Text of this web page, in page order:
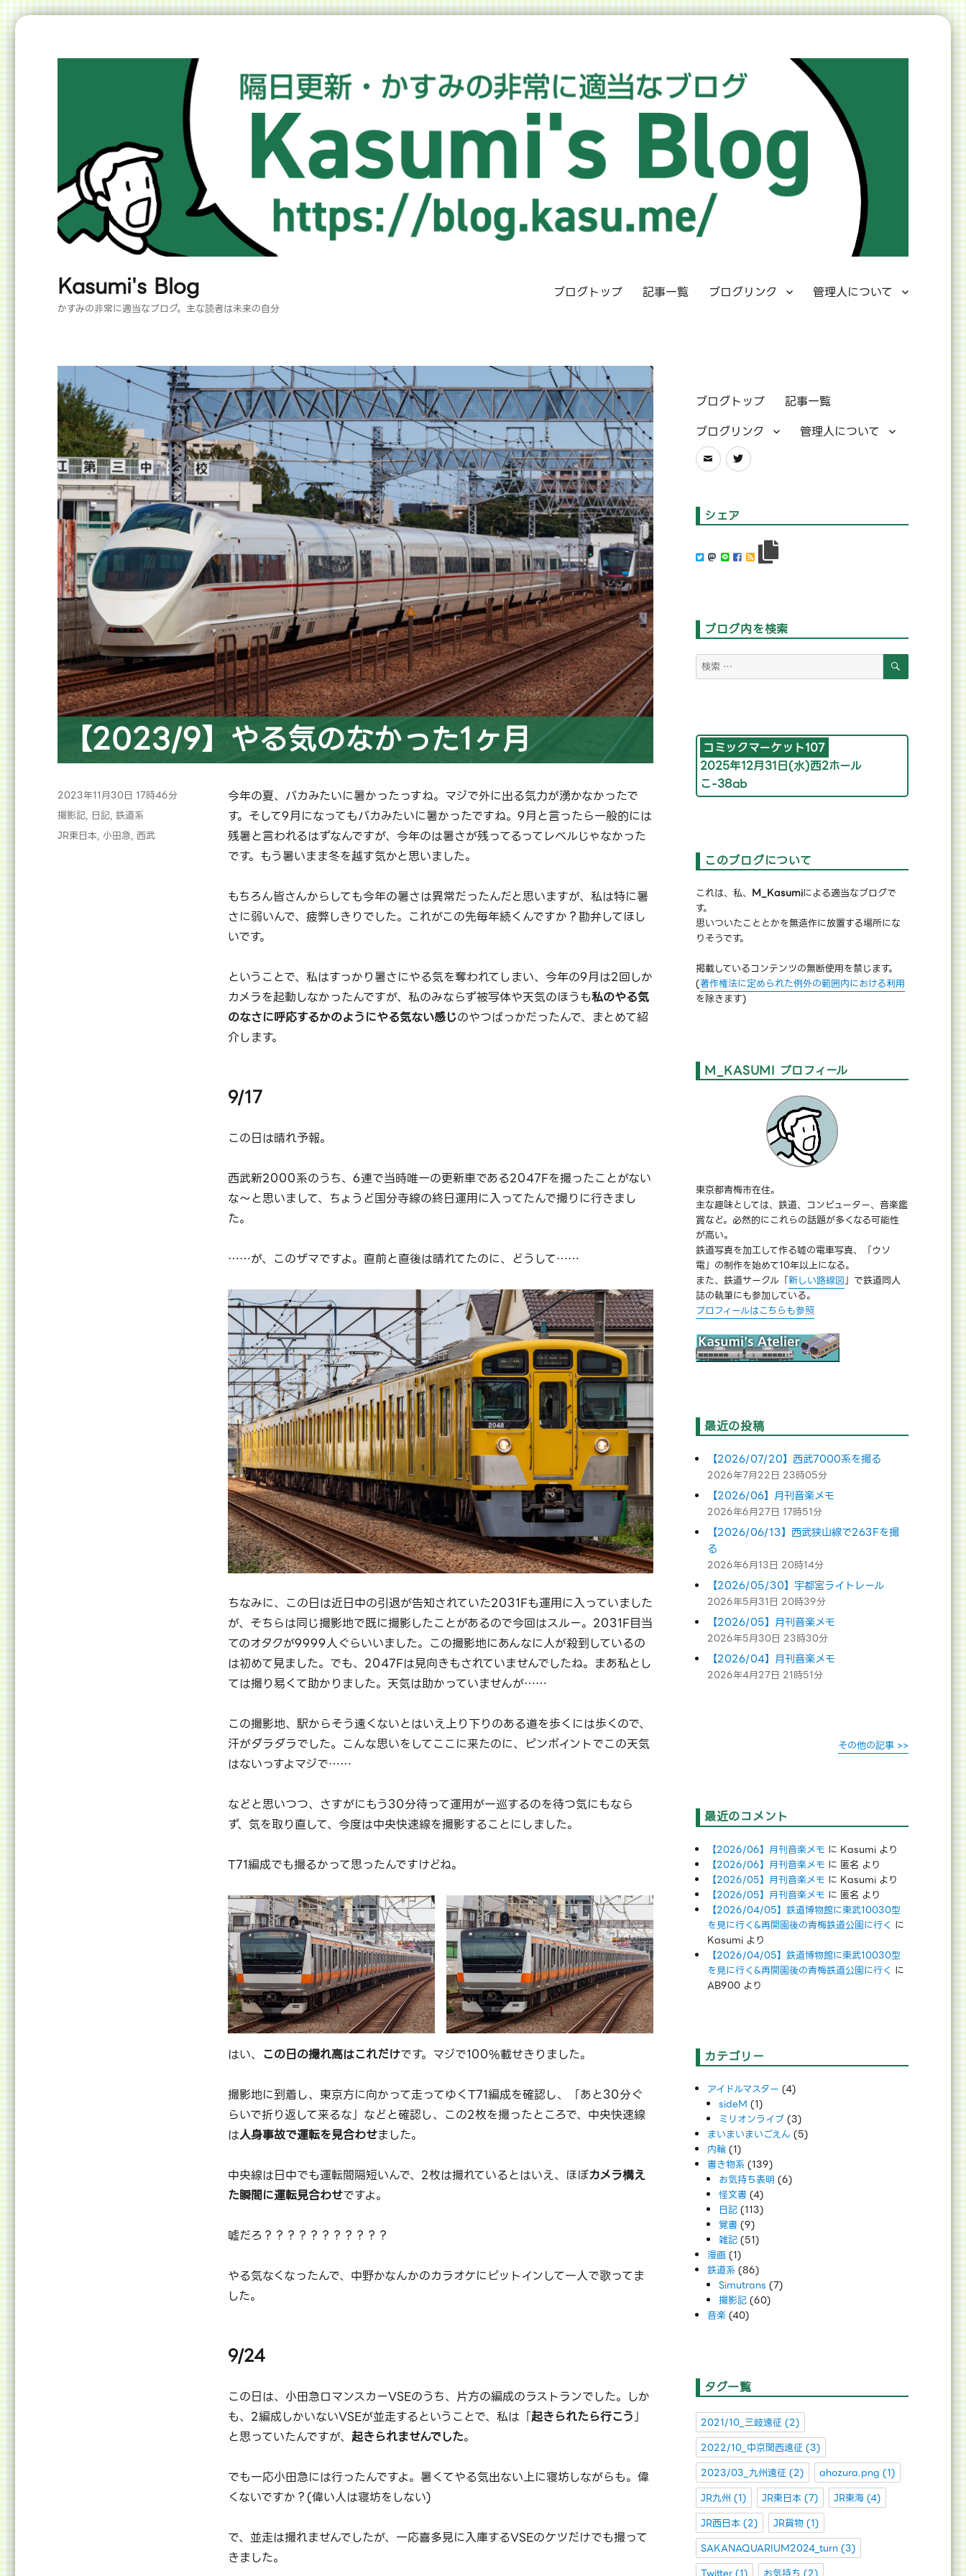
Kasumi's Blog
かすみの非常に適当なブログ。主な読者は未来の自分
ブログトップ 記事一覧 ブログリンク 管理人について
【2023/9】やる気のなかった1ヶ月
投
稿
日:
2023年11月30日 17時46分
カ
テ
ゴ
撮影記, 日記,鉄道系
タ
JR東日本, 小田急,西武
今年の夏、バカみたいに暑かったっすね。マジで外に出る気力が湧かなかったで
す。そして9月になってもバカみたいに暑かったですね。9月と言ったら一般的には
残暑と言われるはずなんですが、今年のは暑さが残ってるってレベルじゃなかった
です。もう暑いまま冬を越す気かと思いました。
もちろん皆さんからしても今年の暑さは異常だったんだと思いますが、私は特に暑
さに弱いんで、疲弊しきりでした。これがこの先毎年続くんですか？勘弁してほし
いです。
ということで、私はすっかり暑さにやる気を奪われてしまい、今年の9月は2回しか
カメラを起動しなかったんですが、私のみならず被写体や天気のほうも私のやる気
のなさに呼応するかのようにやる気ない感じのやつばっかだったんで、まとめて紹
介します。
9/17
この日は晴れ予報。
西武新2000系のうち、6連で当時唯一の更新車である2047Fを撮ったことがない
な～と思いまして、ちょうど国分寺線の終日運用に入ってたんで撮りに行きまし
た。
……が、このザマですよ。直前と直後は晴れてたのに、どうして……
ちなみに、この日は近日中の引退が告知されていた2031Fも運用に入っていました
が、そちらは同じ撮影地で既に撮影したことがあるので今回はスルー。2031F目当
てのオタクが9999人ぐらいいました。この撮影地にあんなに人が殺到しているの
は初めて見ました。でも、2047Fは見向きもされていませんでしたね。まあ私とし
ては撮り易くて助かりました。天気は助かっていませんが……
この撮影地、駅からそう遠くないとはいえ上り下りのある道を歩くには歩くので、
汗がダラダラでした。こんな思いをしてここに来たのに、ピンポイントでこの天気
はないっすよマジで……
などと思いつつ、さすがにもう30分待って運用が一巡するのを待つ気にもなら
ず、気を取り直して、今度は中央快速線を撮影することにしました。
T71編成でも撮るかって思ったんですけどね。
はい、 この日の撮れ高はこれだけです。マジで100%載せきりました。
撮影地に到着し、東京方に向かって走ってゆくT71編成を確認し、「あと30分ぐ
らいで折り返して来るな」などと確認し、この2枚を撮ったところで、中央快速線
は人身事故で運転を見合わせました。
中央線は日中でも運転間隔短いんで、2枚は撮れているとはいえ、ほぼカメラ構え
た瞬間に運転見合わせですよ。
嘘だろ？？？？？？？？？？？
やる気なくなったんで、中野かなんかのカラオケにピットインして一人で歌ってま
した。
9/24
この日は、小田急ロマンスカーVSEのうち、片方の編成のラストランでした。しか
も、2編成しかいないVSEが並走するということで、私は「起きられたら行こう」
と思っていたんですが、 起きられませんでした。
でも一応小田急には行ったんですよ。暑くてやる気出ない上に寝坊しながらも。偉
くないですか？(偉い人は寝坊をしない)
で、並走は撮れませんでしたが、一応喜多見に入庫するVSEのケツだけでも撮って
きました。
ブログトップ
記事一覧
ブログリンク
管理人について
メ
Twitter
シェア
ブログ内を検索
検
索
検
コミックマーケット107
2025年12月31日(水)西2ホール
こ-38ab
このブログについて
これは、私、 M_Kasumiによる適当なブログで
す。
思いついたこととかを無造作に放置する場所にな
りそうです。
掲載しているコンテンツの無断使用を禁じます。
(著作権法に定められた例外の範囲内における利用
を除きます)
M_KASUMI プロフィール
東京都青梅市在住。
主な趣味としては、鉄道、コンピューター、音楽鑑
賞など。必然的にこれらの話題が多くなる可能性
が高い。
鉄道写真を加工して作る嘘の電車写真、「ウソ
電」の制作を始めて10年以上になる。
また、鉄道サークル「新しい路線図」で鉄道同人
誌の執筆にも参加している。
プロフィールはこちらも参照
最近の投稿
【2026/07/20】西武7000系を撮る
2026年7月22日 23時05分
【2026/06】月刊音楽メモ
2026年6月27日 17時51分
【2026/06/13】西武狭山線で263Fを撮
る
2026年6月13日 20時14分
【2026/05/30】宇都宮ライトレール
2026年5月31日 20時39分
【2026/05】月刊音楽メモ
2026年5月30日 23時30分
【2026/04】月刊音楽メモ
2026年4月27日 21時51分
その他の記事 >>
最近のコメント
【2026/06】月刊音楽メモ に Kasumi より
【2026/06】月刊音楽メモ に 匿名 より
【2026/05】月刊音楽メモ に Kasumi より
【2026/05】月刊音楽メモ に 匿名 より
【2026/04/05】鉄道博物館に東武10030型
を見に行く&再開園後の青梅鉄道公園に行く に
Kasumi より
【2026/04/05】鉄道博物館に東武10030型
を見に行く&再開園後の青梅鉄道公園に行く に
AB900 より
カテゴリー
アイドルマスター (4)
sideM (1)
ミリオンライブ(3)
まいまいまいごえん (5)
内輪(1)
書き物系 (139)
お気持ち表明 (6)
怪文書(4)
日記(113)
覚書(9)
雑記(51)
漫画(1)
鉄道系 (86)
Simutrans (7)
撮影記(60)
音楽 (40)
タグ一覧
2021/10_三岐遠征(2)
2022/10_中京関西遠征(3)
2023/03_九州遠征(2) ahozura.png (1)
JR九州 (1) JR東日本(7) JR東海(4)
JR西日本(2) JR貨物 (1)
SAKANAQUARIUM2024_turn (3)